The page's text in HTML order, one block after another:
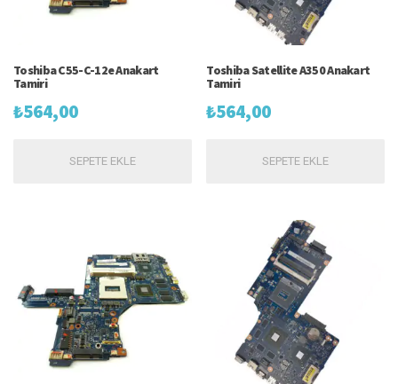
Toshiba C55-C-12e Anakart
Tamiri
₺564,00
SEPETE EKLE
Toshiba Satellite A350 Anakart
Tamiri
₺564,00
SEPETE EKLE